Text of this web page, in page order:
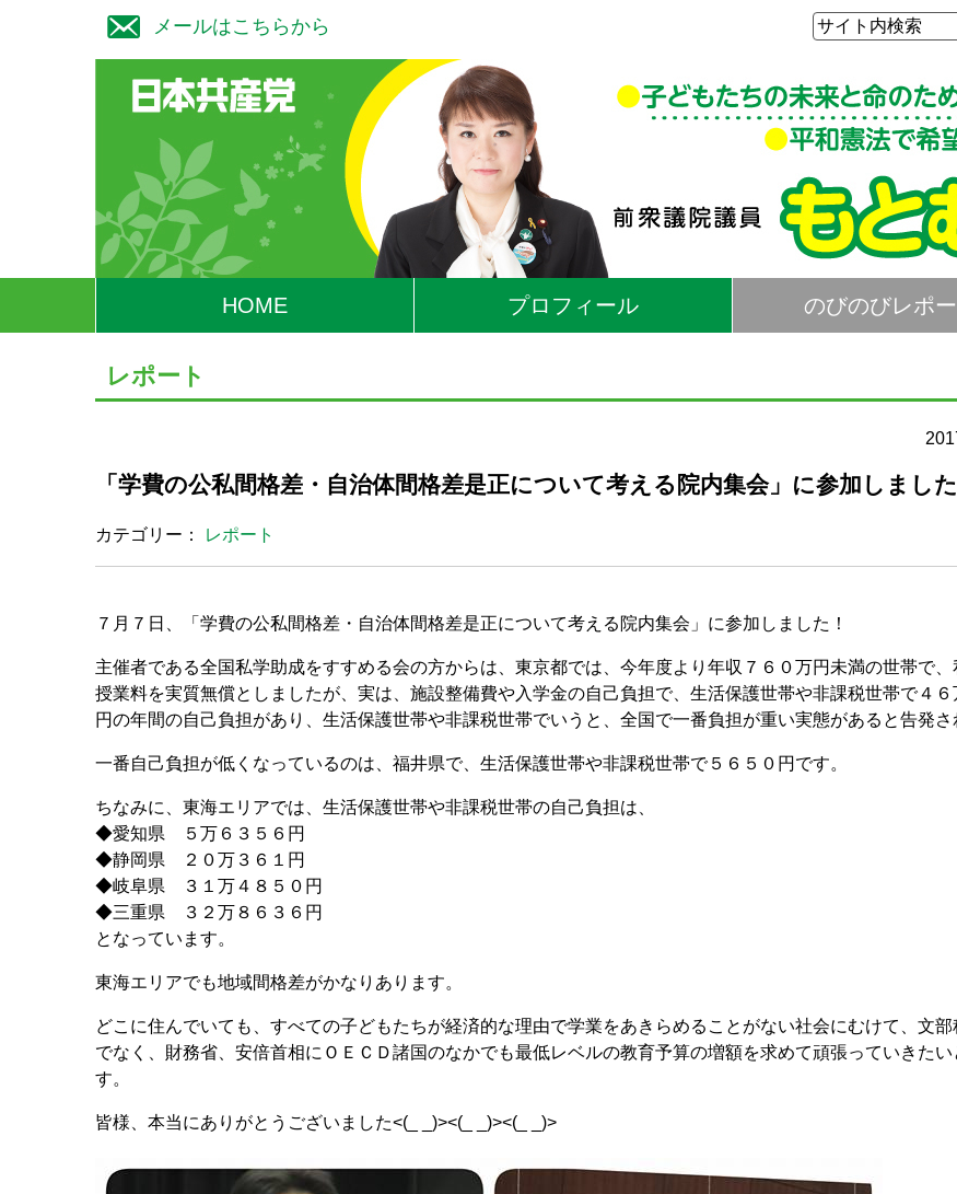
メールはこちらから
HOME プロフィール のびのびレポー
レポート
「学費の公私間格差・自治体間格差是正について考える院内集会」に参加しました
カテゴリー： レポート
７月７日、「学費の公私間格差・自治体間格差是正について考える院内集会」に参加しました！
主催者である全国私学助成をすすめる会の方からは、東京都では、今年度より年収７６０万円未満の世帯で
授業料を実質無償としましたが、実は、施設整備費や入学金の自己負担で、生活保護世帯や非課税世帯で４６
円の年間の自己負担があり、生活保護世帯や非課税世帯でいうと、全国で一番負担が重い実態があると告発さ
一番自己負担が低くなっているのは、福井県で、生活保護世帯や非課税世帯で５６５０円です。
ちなみに、東海エリアでは、生活保護世帯や非課税世帯の自己負担は、
◆愛知県 ５万６３５６円
◆静岡県 ２０万３６１円
◆岐阜県 ３１万４８５０円
◆三重県 ３２万８６３６円
となっています。
東海エリアでも地域間格差がかなりあります。
どこに住んでいても、すべての子どもたちが経済的な理由で学業をあきらめることがない社会にむけて、文部
でなく、財務省、安倍首相にＯＥＣＤ諸国のなかでも最低レベルの教育予算の増額を求めて頑張っていきたい
す。
皆様、本当にありがとうございました<(_ _)><(_ _)><(_ _)>